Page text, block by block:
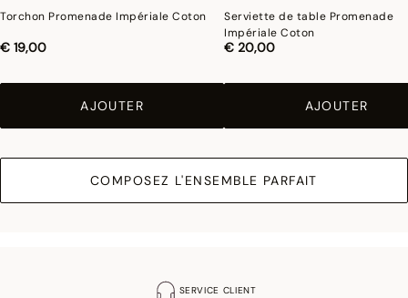
Torchon Promenade Impériale Coton
€ 19,00
AJOUTER
Serviette de table Promenade
Impériale Coton
€ 20,00
AJOUTER
COMPOSEZ L'ENSEMBLE PARFAIT
SERVICE CLIENT